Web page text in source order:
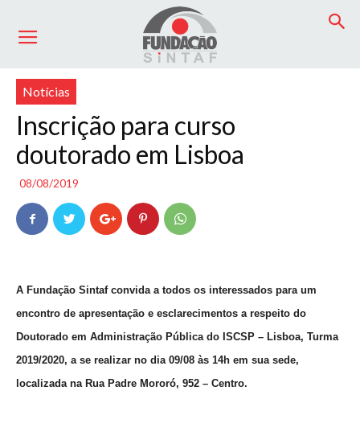
Notícias
Inscrição para curso
doutorado em Lisboa
08/08/2019
A Fundação Sintaf convida a todos os interessados para um
encontro de apresentação e esclarecimentos a respeito do
Doutorado em Administração Pública do ISCSP – Lisboa, Turma
2019/2020, a se realizar no dia 09/08 às 14h em sua sede,
localizada na Rua Padre Mororó, 952 – Centro.